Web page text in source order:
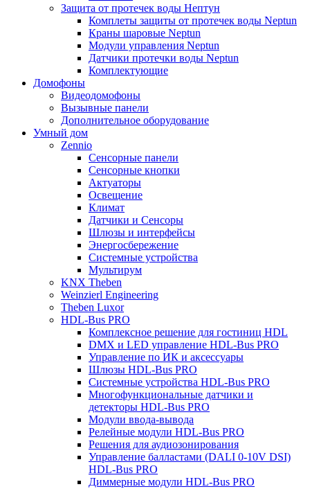
Защита от протечек воды Нептун
Комплеты защиты от протечек воды Neptun
Краны шаровые Neptun
Модули управления Neptun
Датчики протечки воды Neptun
Комплектующие
Домофоны
Видеодомофоны
Вызывные панели
Дополнительное оборудование
Умный дом
Zennio
Сенсорные панели
Сенсорные кнопки
Актуаторы
Освещение
Климат
Датчики и Сенсоры
Шлюзы и интерфейсы
Энергосбережение
Системные устройства
Мультирум
KNX Theben
Weinzierl Engineering
Theben Luxor
HDL-Bus PRO
Комплексное решение для гостиниц HDL
DMX и LED управление HDL-Bus PRO
Управление по ИК и аксессуары
Шлюзы HDL-Bus PRO
Системные устройства HDL-Bus PRO
Многофункциональные датчики и
детекторы HDL-Bus PRO
Модули ввода-вывода
Релейные модули HDL-Bus PRO
Решения для аудиозонирования
Управление балластами (DALI 0-10V DSI)
HDL-Bus PRO
Диммерные модули HDL-Bus PRO